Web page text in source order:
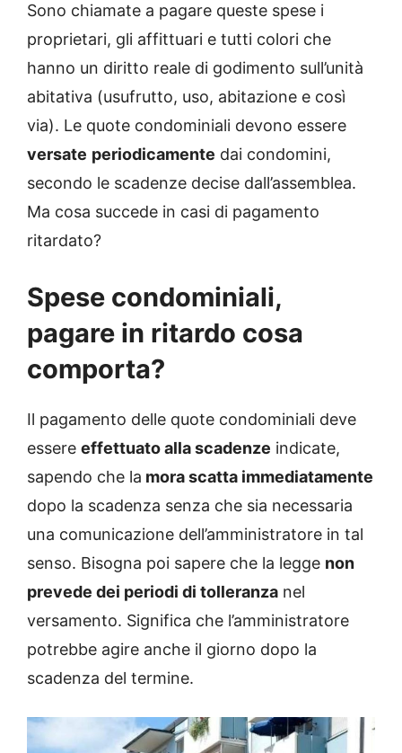
Sono chiamate a pagare queste spese i
proprietari, gli affittuari e tutti colori che
hanno un diritto reale di godimento sull’unità
abitativa (usufrutto, uso, abitazione e così
via). Le quote condominiali devono essere
versate periodicamente dai condomini,
secondo le scadenze decise dall’assemblea.
Ma cosa succede in casi di pagamento
ritardato?
Spese condominiali,
pagare in ritardo cosa
comporta?
Il pagamento delle quote condominiali deve
essere effettuato alla scadenze indicate,
sapendo che la mora scatta immediatamente
dopo la scadenza senza che sia necessaria
una comunicazione dell’amministratore in tal
senso. Bisogna poi sapere che la legge non
prevede dei periodi di tolleranza nel
versamento. Significa che l’amministratore
potrebbe agire anche il giorno dopo la
scadenza del termine.